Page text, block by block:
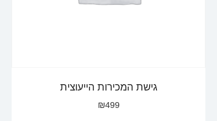
גישת המכירות הייעוצית
₪499